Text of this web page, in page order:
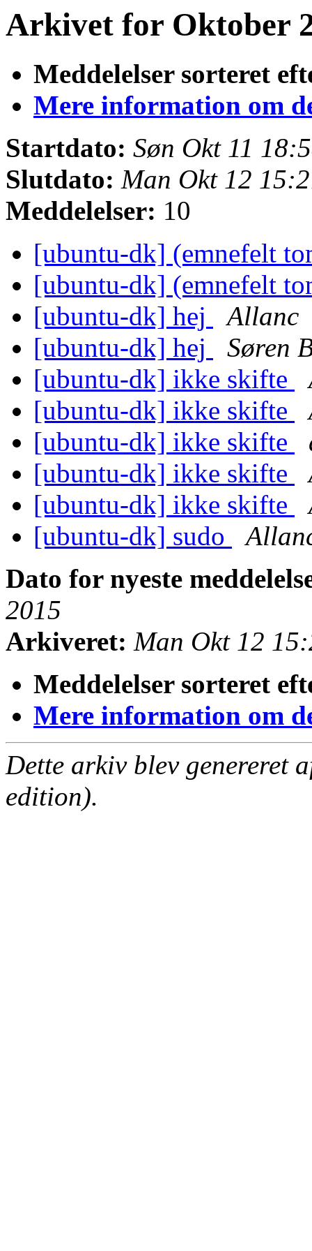
Arkivet for Oktober
Meddelelser sorteret
Mere information om
Startdato: Søn Okt 11
Slutdato: Man Okt 12
Meddelelser: 10
[ubuntu-dk] (emnefelt
[ubuntu-dk] (emnefelt
[ubuntu-dk] hej
Allanc
[ubuntu-dk] hej
Søren
[ubuntu-dk] ikke skifte
[ubuntu-dk] ikke skifte
[ubuntu-dk] ikke skifte
[ubuntu-dk] ikke skifte
[ubuntu-dk] ikke skifte
[ubuntu-dk] sudo
Dato for nyeste
2015
Arkiveret: Man Okt 12
Meddelelser sorteret
Mere information om
Dette arkiv blev genereret
edition).